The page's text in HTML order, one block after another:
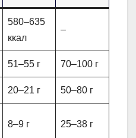
580–635
ккал
–
51–55 г 70–100 г
20–21 г 50–80 г
8–9 г 25–38 г